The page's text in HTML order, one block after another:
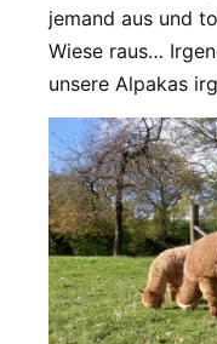
jemand aus und
Wiese raus…
unsere Alpakas